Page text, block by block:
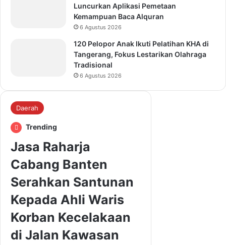
Luncurkan Aplikasi Pemetaan
Kemampuan Baca Alquran
6 Agustus 2026
120 Pelopor Anak Ikuti Pelatihan KHA di
Tangerang, Fokus Lestarikan Olahraga
Tradisional
6 Agustus 2026